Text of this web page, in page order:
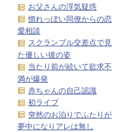
お父さんの浮気疑惑
惚れっぽい同僚からの恋
愛相談
スクランブル交差点で見
た優しい彼の姿
当たり前が続いて欲求不
満が爆発
赤ちゃんの自己認識
初ライブ
突然のお泊りでふたりが
夢中になりアレは無し